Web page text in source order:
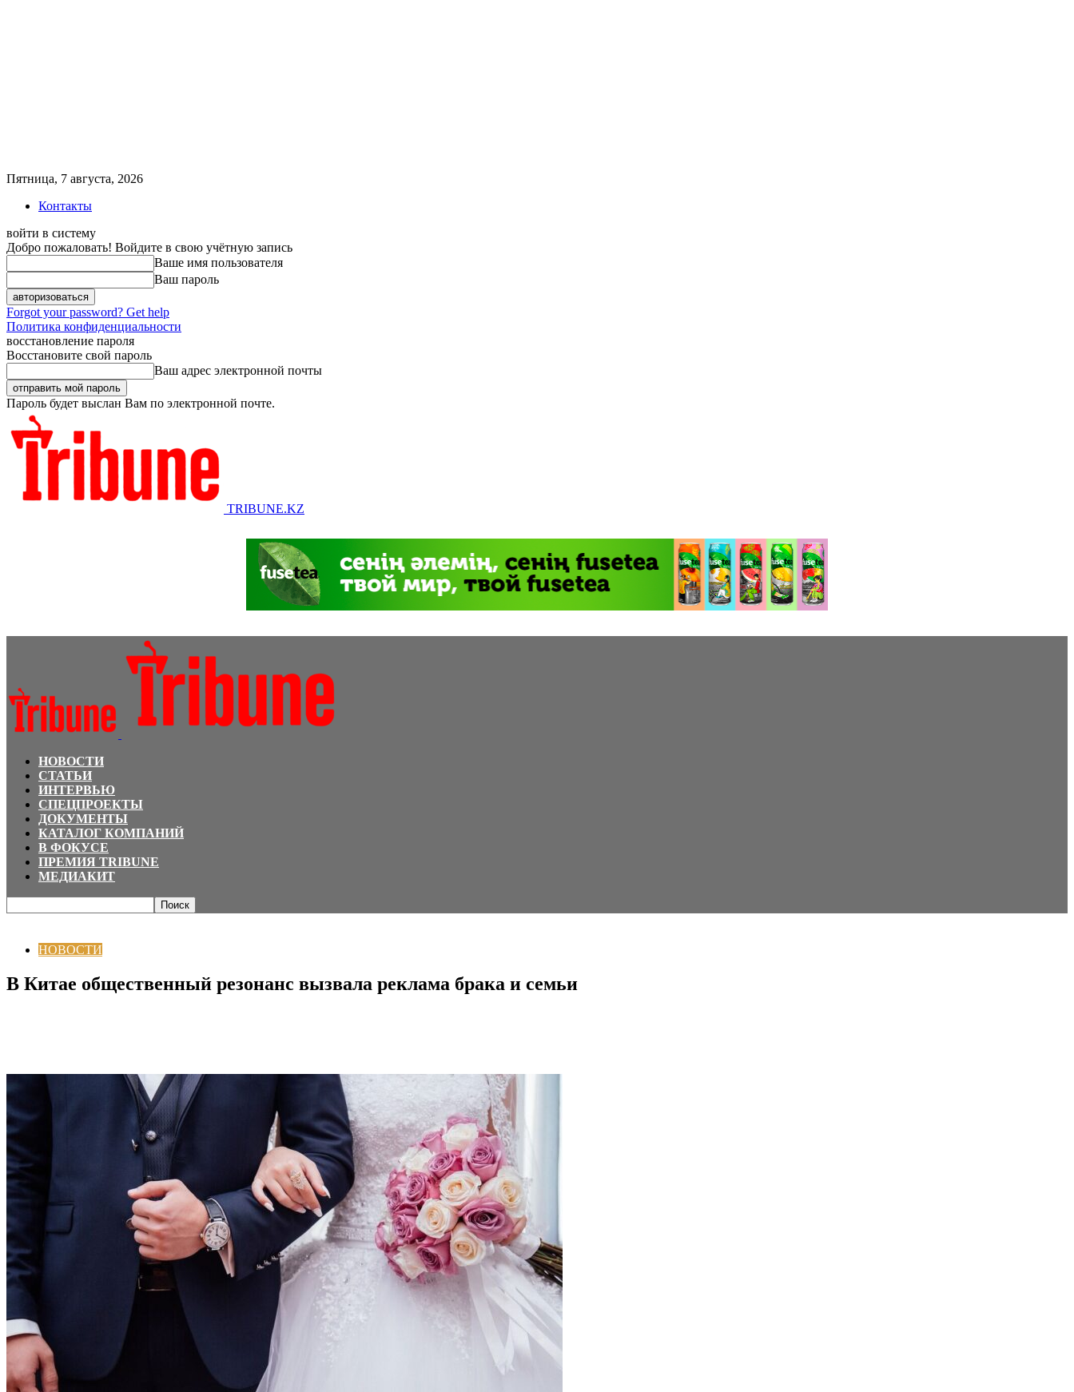
Пятница, 7 августа, 2026
Контакты
войти в систему
Добро пожаловать! Войдите в свою учётную запись
Ваше имя пользователя
Ваш пароль
Forgot your password? Get help
Политика конфиденциальности
восстановление пароля
Восстановите свой пароль
Ваш адрес электронной почты
Пароль будет выслан Вам по электронной почте.
TRIBUNE.KZ
НОВОСТИ
СТАТЬИ
ИНТЕРВЬЮ
СПЕЦПРОЕКТЫ
ДОКУМЕНТЫ
КАТАЛОГ КОМПАНИЙ
В ФОКУСЕ
ПРЕМИЯ TRIBUNE
МЕДИАКИТ
НОВОСТИ
В Китае общественный резонанс вызвала реклама брака и семьи